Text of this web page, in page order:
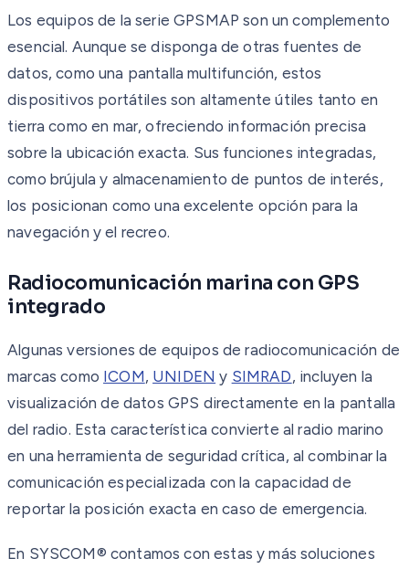
Los equipos de la serie GPSMAP son un complemento
esencial. Aunque se disponga de otras fuentes de
datos, como una pantalla multifunción, estos
dispositivos portátiles son altamente útiles tanto en
tierra como en mar, ofreciendo información precisa
sobre la ubicación exacta. Sus funciones integradas,
como brújula y almacenamiento de puntos de interés,
los posicionan como una excelente opción para la
navegación y el recreo.
Radiocomunicación marina con GPS
integrado
Algunas versiones de equipos de radiocomunicación de
marcas como ICOM, UNIDEN y SIMRAD, incluyen la
visualización de datos GPS directamente en la pantalla
del radio. Esta característica convierte al radio marino
en una herramienta de seguridad crítica, al combinar la
comunicación especializada con la capacidad de
reportar la posición exacta en caso de emergencia.
En SYSCOM® contamos con estas y más soluciones